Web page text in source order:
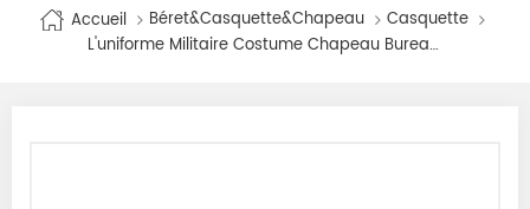
Accueil Béret&Casquette&Chapeau
Casquette
L'uniforme Militaire Costume Chapeau Bureau De La Pac